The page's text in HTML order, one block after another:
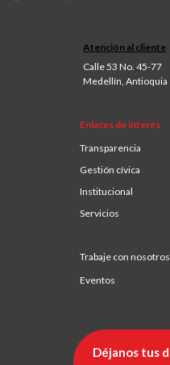
Atención al cliente
Calle 53 No. 45-77
Medellín, Antioquia
Enlaces de interés
Transparencia
Gestión cívica
Institucional
Servicios
Trabaje con nosotros
Eventos
Déjanos tus